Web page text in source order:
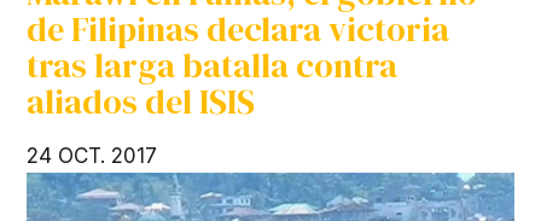
de Filipinas declara victoria
tras larga batalla contra
aliados delISIS
24 OCT. 2017